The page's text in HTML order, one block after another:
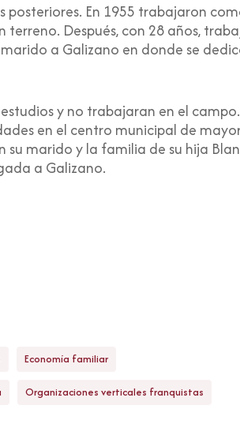
posteriores. En 1955 trabajaron
Después, con 28 años,
a Galizano en donde se
y no trabajaran en el campo.
en el centro municipal de
su marido y la familia de su hija
a Galizano.
Economía familiar
Organizaciones verticales franquistas